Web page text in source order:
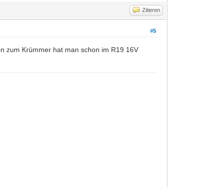
Zitieren
#5
zum Krümmer hat man schon im R19 16V